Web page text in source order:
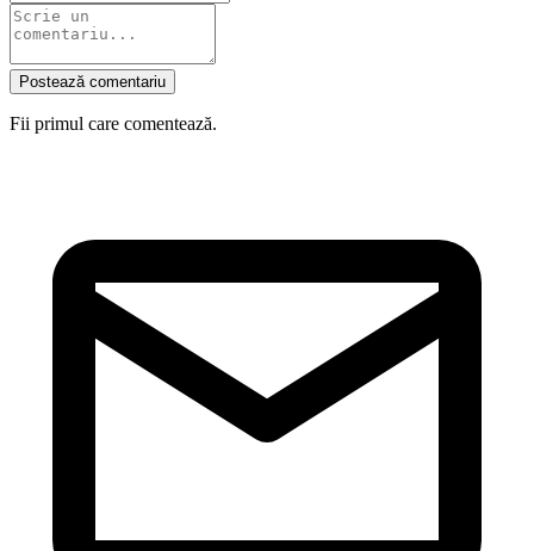
Postează comentariu
Fii primul care comentează.